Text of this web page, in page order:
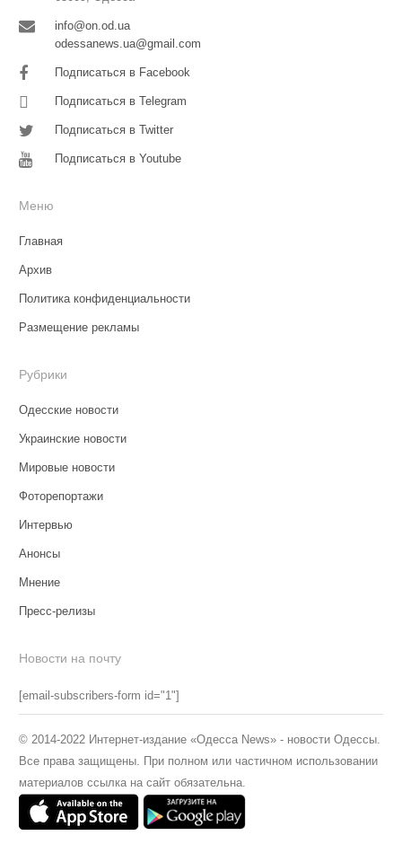
info@on.od.ua
odessanews.ua@gmail.com
Подписаться в Facebook
Подписаться в Telegram
Подписаться в Twitter
Подписаться в Youtube
Меню
Главная
Архив
Политика конфиденциальности
Размещение рекламы
Рубрики
Одесские новости
Украинские новости
Мировые новости
Фоторепортажи
Интервью
Анонсы
Мнение
Пресс-релизы
Новости на почту
[email-subscribers-form id="1"]
© 2014-2022 Интернет-издание «Одесса News» - новости Одессы.
Все права защищены. При полном или частичном использовании
материалов ссылка на сайт обязательна.